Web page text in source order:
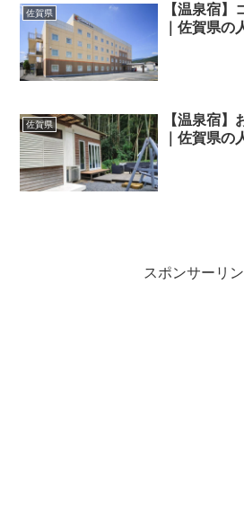
佐賀県
【温泉宿
｜佐賀県の
佐賀県
【温泉宿
｜佐賀県の
スポンサーリ